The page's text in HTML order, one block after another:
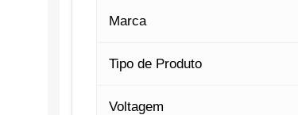
Marca
Tipo de Produto
Voltagem